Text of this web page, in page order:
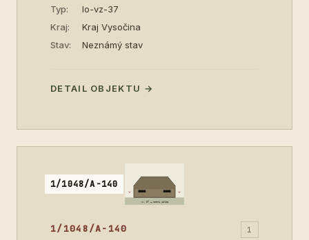
Typ:
lo-vz-37
Kraj:
Kraj Vysočina
Stav:
Neznámý stav
DETAIL OBJEKTU →
1/1048/A-140
1/1048/A-140 1